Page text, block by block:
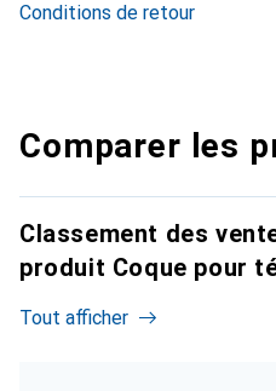
Conditions de retour
Comparer les
Classement des
produit Coque pour
Tout afficher